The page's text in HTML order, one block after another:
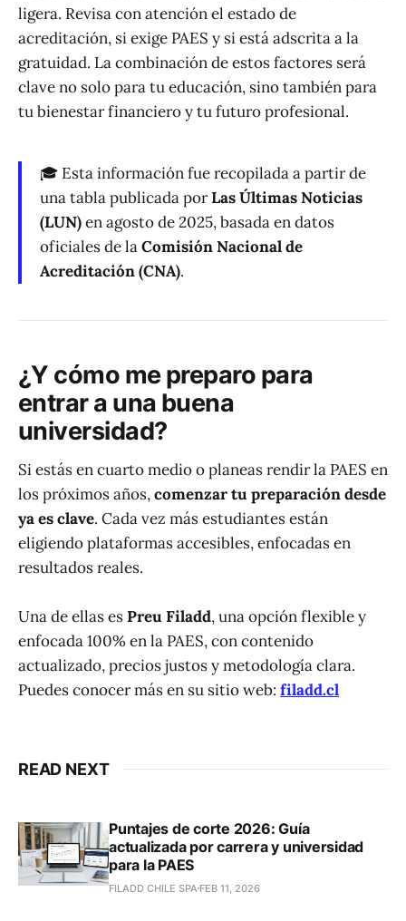
ligera. Revisa con atención el estado de
acreditación, si exige PAES y si está adscrita a la
gratuidad. La combinación de estos factores será
clave no solo para tu educación, sino también para
tu bienestar financiero y tu futuro profesional.
🎓 Esta información fue recopilada a partir de
una tabla publicada porLas Últimas Noticias
(LUN)en agosto de 2025, basada en datos
oficiales de laComisión Nacional de
Acreditación (CNA).
¿Y cómo me preparo para
entrar a una buena
universidad?
Si estás en cuarto medio o planeas rendir la PAES en
los próximos años,comenzar tu preparación desde
ya es clave. Cada vez más estudiantes están
eligiendo plataformas accesibles, enfocadas en
resultados reales.
Una de ellas esPreu Filadd, una opción flexible y
enfocada 100% en la PAES, con contenido
actualizado, precios justos y metodología clara.
Puedes conocer más en su sitio web: filadd.cl
READ NEXT
Puntajes de corte 2026: Guía
actualizada por carrera y universidad
para la PAES
FILADD CHILE SPA FEB 11, 2026